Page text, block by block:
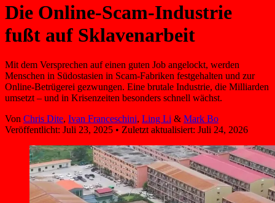
Die Online-Scam-Industrie
fußt auf Sklavenarbeit
Mit dem Versprechen auf einen guten Job angelockt, werden
Menschen in Südostasien in Scam-Fabriken festgehalten und zur
Online-Betrügerei gezwungen. Eine brutale Industrie, die Milliarden
umsetzt – und in Krisenzeiten besonders schnell wächst.
Von Chris Dite, Ivan Franceschini, Ling Li & Mark Bo
Veröffentlicht: Juli 23, 2025 • Zuletzt aktualisiert: Juli 24, 2026